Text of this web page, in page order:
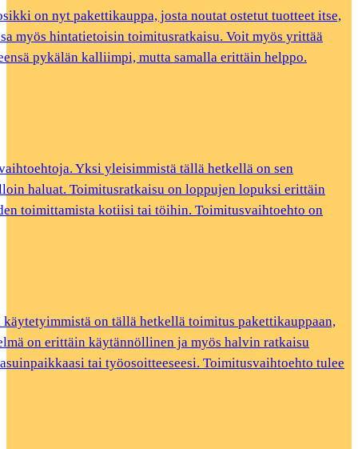
on nyt pakettikauppa, josta noutat ostetut tuotteet itse,
myös hintatietoisin toimitusratkaisu. Voit myös yrittää
pykälän kalliimpi, mutta samalla erittäin helppo.
Yksi yleisimmistä tällä hetkellä on sen
haluat. Toimitusratkaisu on loppujen lopuksi erittäin
toimittamista kotiisi tai töihin. Toimitusvaihtoehto on
on tällä hetkellä toimitus pakettikauppaan,
on erittäin käytännöllinen ja myös halvin ratkaisu
tai työosoitteeseesi. Toimitusvaihtoehto tulee